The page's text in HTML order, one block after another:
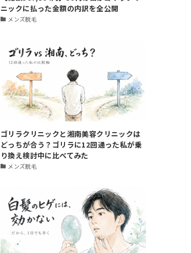
ニックに払った金額の内訳を全公開
メンズ脱毛
ゴリラクリニックと湘南美容クリニックは
どっちが合う？ゴリラに12回通った私が乗
り換え検討中に比べてみた
メンズ脱毛